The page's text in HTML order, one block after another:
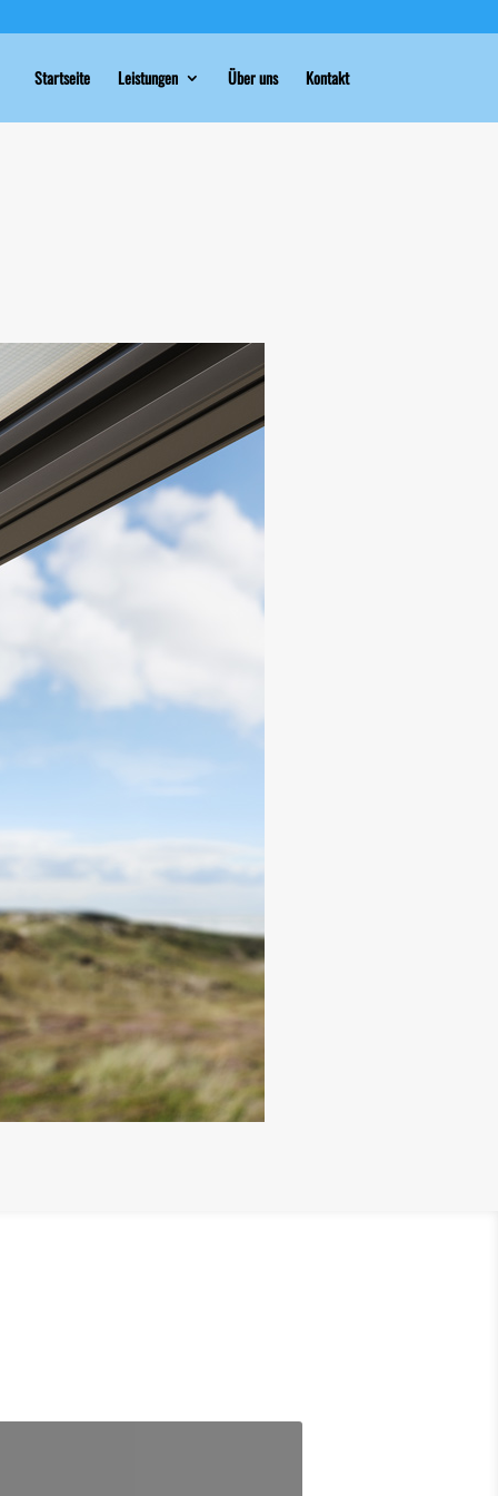
Startseite Leistungen Über uns Kontakt